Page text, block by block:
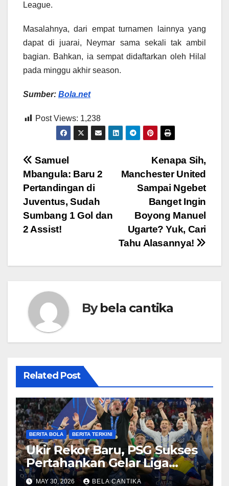
League.
Masalahnya, dari empat turnamen lainnya yang
dapat di juarai, Neymar sama sekali tak ambil
bagian. Bahkan, ia sempat didaftarkan oleh Hilal
pada minggu akhir season.
Sumber: Bola.net
Post Views: 1,238
Post
navigation
Kenapa Sih,
Manchester United
Sampai Ngebet
Banget Ingin
Boyong Manuel
Ugarte? Yuk, Cari
Tahu Alasannya!
Samuel
Mbangula: Baru 2
Pertandingan di
Juventus, Sudah
Sumbang 1 Gol dan
2 Assist!
Bybela cantika
Related Post
BERITA BOLA BERITA TERKINI
Ukir Rekor Baru, PSG Sukses
Pertahankan Gelar Liga
Champions
MAY 30, 2026 BELA CANTIKA